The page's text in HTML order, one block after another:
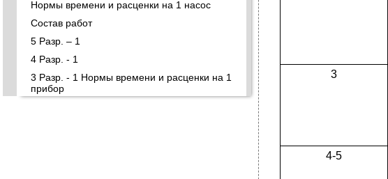
Нормы времени и расценки на 1 насос
Состав работ
5 Разр. – 1
4 Разр. - 1
3 Разр. - 1 Нормы времени и расценки на 1
прибор
3
4-5